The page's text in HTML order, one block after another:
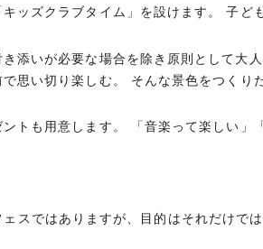
ッズクラブタイム」を設けます。 子ど
添いが必要な場合を除き原則として大
思い切り楽しむ。 そんな景色をつくり
トも用意します。 「音楽って楽しい
スではありますが、目的はそれだけでは